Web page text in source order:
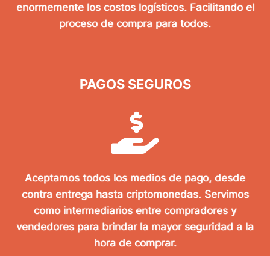
enormemente los costos logísticos. Facilitando el
proceso de compra para todos.
PAGOS SEGUROS
Aceptamos todos los medios de pago, desde
contra entrega hasta criptomonedas. Servimos
como intermediarios entre compradores y
vendedores para brindar la mayor seguridad a la
hora de comprar.